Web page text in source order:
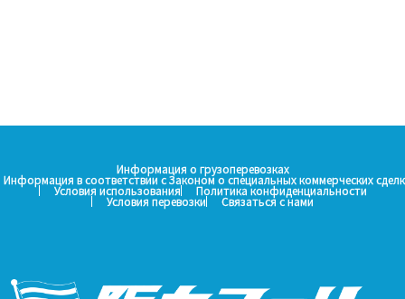
Информация о грузоперевозках
Информация в соответствии с Законом о специальных коммерческих
Условия использования Политика конфиденциальности
Условия перевозки Связаться с нами